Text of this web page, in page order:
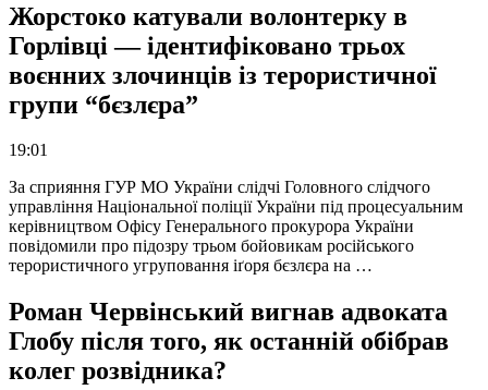
Жорстоко катували волонтерку в
Горлівці — ідентифіковано трьох
воєнних злочинців із терористичної
групи “бєзлєра”
19:01
За сприяння ГУР МО України слідчі Головного слідчого
управління Національної поліції України під процесуальним
керівництвом Офісу Генерального прокурора України
повідомили про підозру трьом бойовикам російського
терористичного угруповання іґоря бєзлєра на …
Роман Червінський вигнав адвоката
Глобу після того, як останній обібрав
колег розвідника?